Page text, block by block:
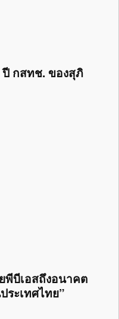
ปี กสทช. ของสุภิ
พีบีเอสถึงอนาคต
ะเทศไทย”